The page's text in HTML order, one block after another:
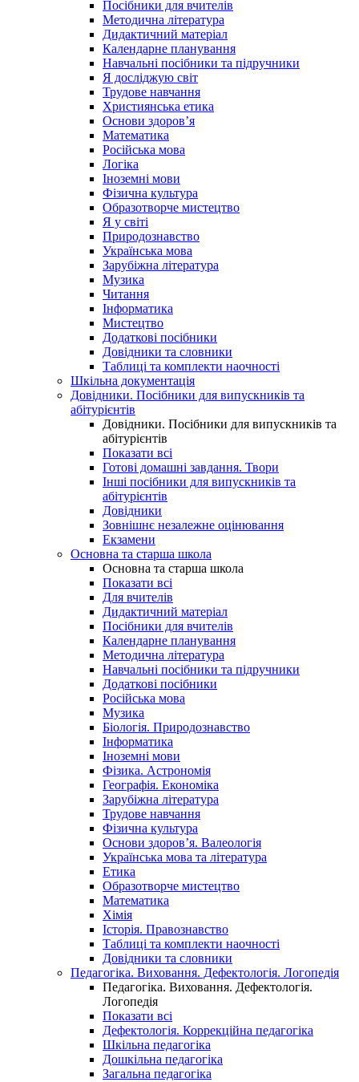
Посібники для вчителів
Методична література
Дидактичний матеріал
Календарне планування
Навчальні посібники та підручники
Я досліджую світ
Трудове навчання
Християнська етика
Основи здоров’я
Математика
Російська мова
Логіка
Іноземні мови
Фізична культура
Образотворче мистецтво
Я у світі
Природознавство
Українська мова
Зарубіжна література
Музика
Читання
Інформатика
Мистецтво
Додаткові посібники
Довідники та словники
Таблиці та комплекти наочності
Шкільна документація
Довідники. Посібники для випускників та
абітурієнтів
Довідники. Посібники для випускників та
абітурієнтів
Показати всі
Готові домашні завдання. Твори
Інші посібники для випускників та
абітурієнтів
Довідники
Зовнішнє незалежне оцінювання
Екзамени
Основна та старша школа
Основна та старша школа
Показати всі
Для вчителів
Дидактичний матеріал
Посібники для вчителів
Календарне планування
Методична література
Навчальні посібники та підручники
Додаткові посібники
Російська мова
Музика
Біологія. Природознавство
Інформатика
Іноземні мови
Фізика. Астрономія
Географія. Економіка
Зарубіжна література
Трудове навчання
Фізична культура
Основи здоров’я. Валеологія
Українська мова та література
Етика
Образотворче мистецтво
Математика
Хімія
Історія. Правознавство
Таблиці та комплекти наочності
Довідники та словники
Педагогіка. Виховання. Дефектологія. Логопедія
Педагогіка. Виховання. Дефектологія.
Логопедія
Показати всі
Дефектологія. Коррекційна педагогіка
Шкільна педагогіка
Дошкільна педагогіка
Загальна педагогіка